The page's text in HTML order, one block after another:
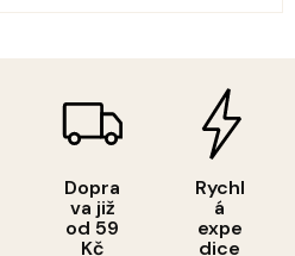
Dopra
va již
od 59
Kč
Rychl
á
expe
dice